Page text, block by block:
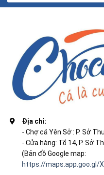
Địa chỉ:
- Chợ cá Yên Sở : P. Sở
- Cửa hàng: Tổ 14, P. Sở
(Bản đồ Google map:
https://maps.app.goo.gl/